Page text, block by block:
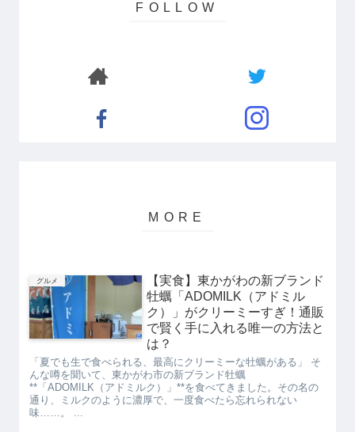
グルメ
【実食】東かがわの新ブランド
牡蠣「ADOMILK（アドミル
ク）」がクリーミーすぎ！通販
で賢く手に入れる唯一の方法と
は？
「夏でも生で食べられる、最高にクリーミーな牡蠣がある」 そ
んな噂を聞いて、東かがわ市の新ブランド牡蠣
**「ADOMILK（アドミルク）」**を食べてきました。その名の
通り、ミルクのように濃厚で、一度食べたら忘れられない
味……。 ...